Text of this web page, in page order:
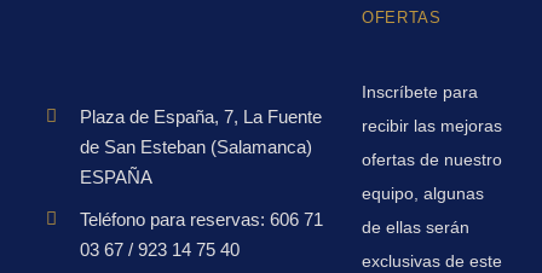
Plaza de España, 7, La Fuente
de San Esteban (Salamanca)
ESPAÑA
Teléfono para reservas: 606 71
03 67 / 923 14 75 40
OFERTAS
Inscríbete para
recibir las mejoras
ofertas de nuestro
equipo, algunas
de ellas serán
exclusivas de este